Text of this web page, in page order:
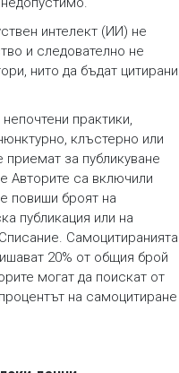
интелект (ИИ) не
и следователно не
нито да бъдат цитирани
практики,
клъстерно или
за публикуване
Авторите са включили
повиши броят на
публикация или на
Самоцитиранията
20% от общия брой
могат да поискат от
на самоцитиране